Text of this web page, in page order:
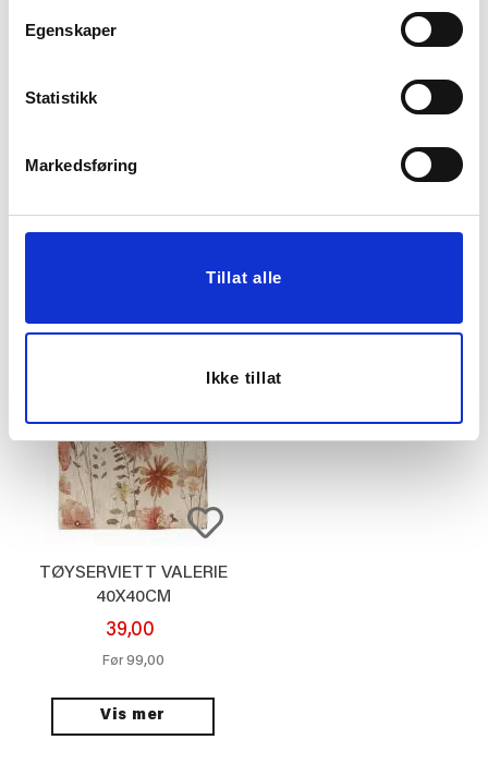
Egenskaper
Statistikk
Markedsføring
Tillat alle
Ikke tillat
OFFWHITE
40X70CM
TØYSERVIETT VALERIE
40X40CM
39,00
Før99,00
Vis mer